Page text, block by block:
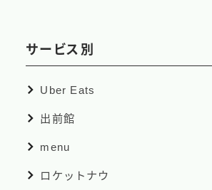
サービス別
Uber Eats
出前館
menu
ロケットナウ